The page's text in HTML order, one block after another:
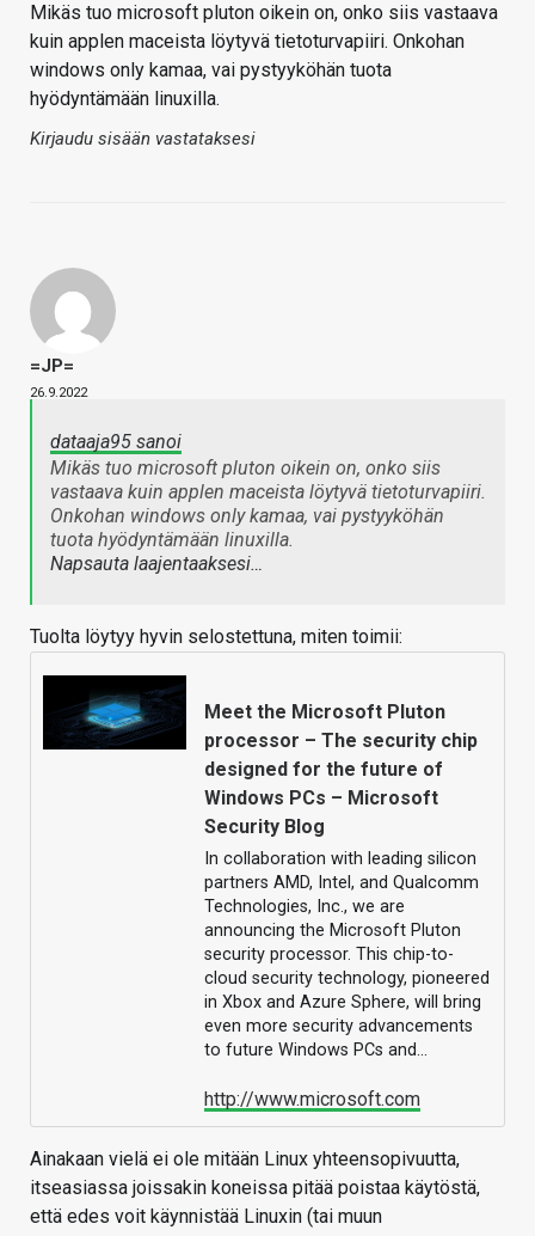
Mikäs tuo microsoft pluton oikein on, onko siis vastaava
kuin applen maceista löytyvä tietoturvapiiri. Onkohan
windows only kamaa, vai pystyyköhän tuota
hyödyntämään linuxilla.
Kirjaudu sisään vastataksesi
=JP=
26.9.2022
dataaja95 sanoi
Mikäs tuo microsoft pluton oikein on, onko siis
vastaava kuin applen maceista löytyvä tietoturvapiiri.
Onkohan windows only kamaa, vai pystyyköhän
tuota hyödyntämään linuxilla.
Napsauta laajentaaksesi…
Tuolta löytyy hyvin selostettuna, miten toimii:
Meet the Microsoft Pluton
processor – The security chip
designed for the future of
Windows PCs – Microsoft
Security Blog
In collaboration with leading silicon
partners AMD, Intel, and Qualcomm
Technologies, Inc., we are
announcing the Microsoft Pluton
security processor. This chip-to-
cloud security technology, pioneered
in Xbox and Azure Sphere, will bring
even more security advancements
to future Windows PCs and…
http://www.microsoft.com
Ainakaan vielä ei ole mitään Linux yhteensopivuutta,
itseasiassa joissakin koneissa pitää poistaa käytöstä,
että edes voit käynnistää Linuxin (tai muun